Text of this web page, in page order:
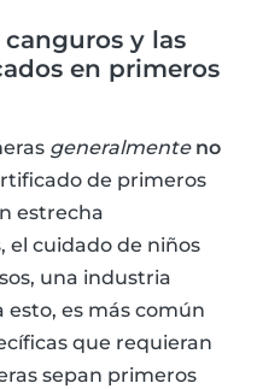
y las
en primeros
generalmente no
de primeros
estrecha
el cuidado de niños
una industria
esto, es más común
que requieran
sepan primeros